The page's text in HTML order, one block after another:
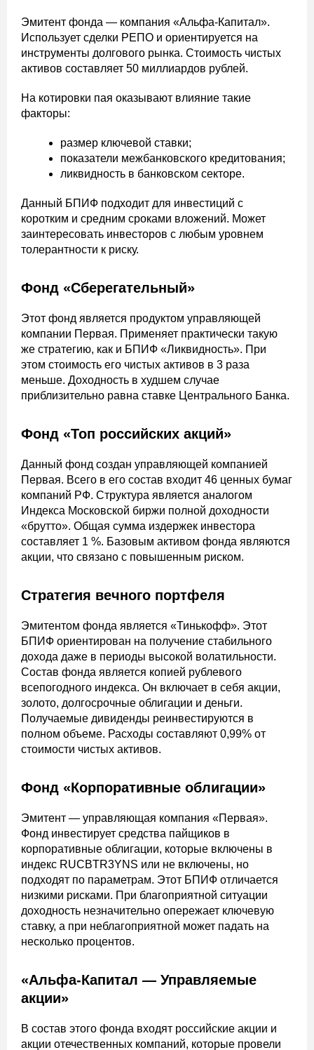
Эмитент фонда — компания «Альфа-Капитал».
Использует сделки РЕПО и ориентируется на
инструменты долгового рынка. Стоимость чистых
активов составляет 50 миллиардов рублей.
На котировки пая оказывают влияние такие
факторы:
размер ключевой ставки;
показатели межбанковского кредитования;
ликвидность в банковском секторе.
Данный БПИФ подходит для инвестиций с
коротким и средним сроками вложений. Может
заинтересовать инвесторов с любым уровнем
толерантности к риску.
Фонд «Сберегательный»
Этот фонд является продуктом управляющей
компании Первая. Применяет практически такую
же стратегию, как и БПИФ «Ликвидность». При
этом стоимость его чистых активов в 3 раза
меньше. Доходность в худшем случае
приблизительно равна ставке Центрального Банка.
Фонд «Топ российских акций»
Данный фонд создан управляющей компанией
Первая. Всего в его состав входит 46 ценных бумаг
компаний РФ. Структура является аналогом
Индекса Московской биржи полной доходности
«брутто». Общая сумма издержек инвестора
составляет 1 %. Базовым активом фонда являются
акции, что связано с повышенным риском.
Стратегия вечного портфеля
Эмитентом фонда является «Тинькофф». Этот
БПИФ ориентирован на получение стабильного
дохода даже в периоды высокой волатильности.
Состав фонда является копией рублевого
всепогодного индекса. Он включает в себя акции,
золото, долгосрочные облигации и деньги.
Получаемые дивиденды реинвестируются в
полном объеме. Расходы составляют 0,99% от
стоимости чистых активов.
Фонд «Корпоративные облигации»
Эмитент — управляющая компания «Первая».
Фонд инвестирует средства пайщиков в
корпоративные облигации, которые включены в
индекс RUCBTR3YNS или не включены, но
подходят по параметрам. Этот БПИФ отличается
низкими рисками. При благоприятной ситуации
доходность незначительно опережает ключевую
ставку, а при неблагоприятной может падать на
несколько процентов.
«Альфа-Капитал — Управляемые
акции»
В состав этого фонда входят российские акции и
акции отечественных компаний, которые провели